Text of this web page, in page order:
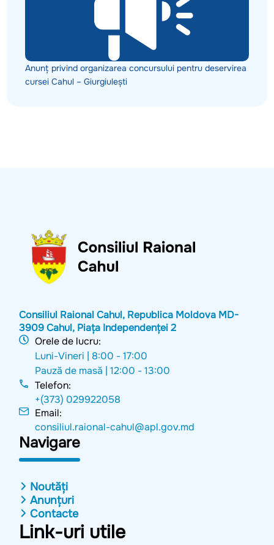
Anunț privind organizarea concursului pentru deservirea
cursei Cahul – Giurgiulești
Consiliul Raional Cahul, Republica Moldova MD-
3909 Cahul, Piața Independenței 2
Orele de lucru:
Luni-Vineri | 8:00 - 17:00
Pauză de masă |12:00 - 13:00
Telefon:
+(373) 029922058
Email:
consiliul.raional-cahul@apl.gov.md
Navigare
Noutăți
Anunțuri
Contacte
Link-uri utile